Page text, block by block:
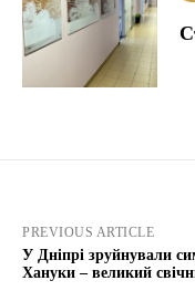
PREVIOUS ARTICLE
У Дніпрі зруйнували
Хануки – великий